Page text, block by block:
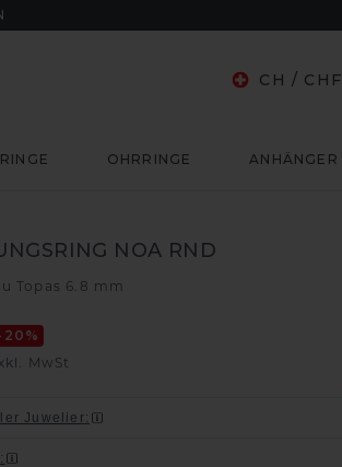
CH / CHF
OHRRINGE ANHÄNGER
NOA RND
Topas 6.8 mm
20 %
MwSt
Juwelier:
: